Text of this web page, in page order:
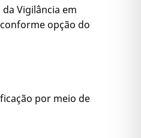
Vigilância em
opção do
por meio de